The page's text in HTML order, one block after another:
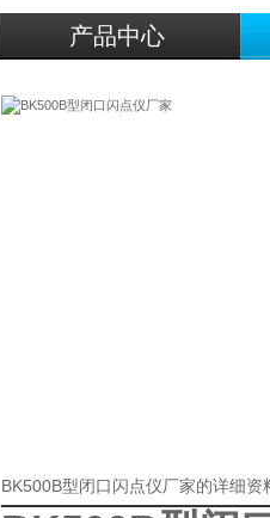
产品中心
BK500B型闭口闪点仪厂家的详细资